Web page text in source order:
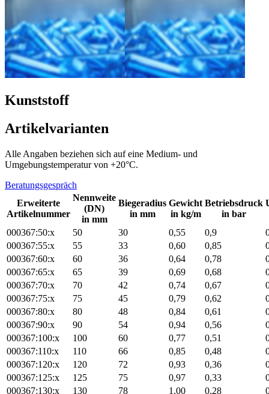
Kunststoff
Artikelvarianten
Alle Angaben beziehen sich auf eine Medium- und
Umgebungstemperatur von +20°C.
Beratungsgespräch
Erweiterte
Artikelnummer
Nennweite
(DN)
in mm
Biegeradius
in mm
Gewicht
in kg/m
Betriebsdruck
in bar
000367:50:x 50 30 0,55 0,9
000367:55:x
55 33 0,60 0,85
000367:60:x
60 36 0,64 0,78
000367:65:x
65 39 0,69 0,68
000367:70:x
70 42 0,74 0,67
000367:75:x
75 45 0,79 0,62
000367:80:x
80 48 0,84 0,61
000367:90:x
90 54 0,94 0,56
000367:100:x
100 60 0,77 0,51
000367:110:x
110 66 0,85 0,48
000367:120:x
120 72 0,93 0,36
000367:125:x
125 75 0,97 0,33
000367:130:x
130 78 1,00 0,28